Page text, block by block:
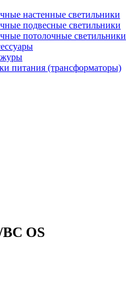
настенные светильники
подвесные светильники
потолочные светильники
питания (трансформаторы)
OS